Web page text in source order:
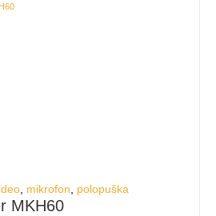
mikrofon polopuška
MKH60